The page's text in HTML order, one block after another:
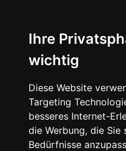
Ihre
wichtig
Diese Website
Targeting
besseres Internet-
die Werbung, die Sie
Bedürfnisse